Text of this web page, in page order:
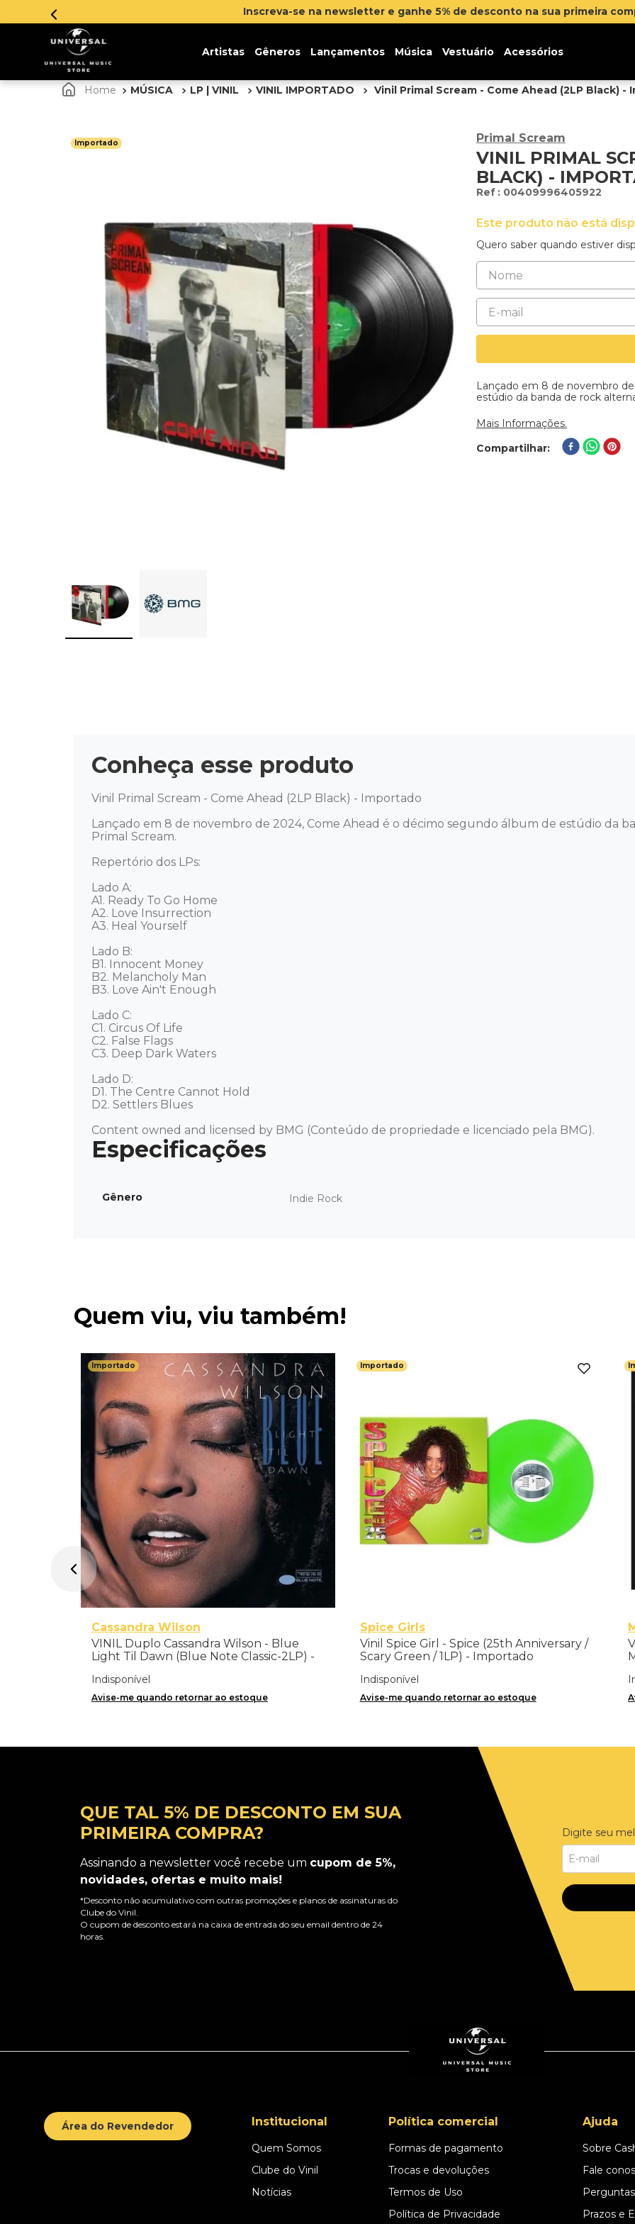
Inscreva-se na newsletter e ganhe 5% de desconto na sua primeira compraClique
Artistas Gêneros Lançamentos Música Vestuário Acessórios
MÚSICA LP | VINIL VINIL IMPORTADO Vinil Primal Scream - Come Ahead (2LP Black) -
Importado Primal Scream
VINIL PRIMAL
BLACK) -
: 00409996405922
Este produto não está
Quero saber quando estiver
Lançado em 8 de novembro
estúdio da banda de rock
Mais Informações.
Compartilhar
Conheça esse produto
Vinil Primal Scream - Come Ahead (2LP Black) - Importado
Lançado em 8 de novembro de 2024, Come Ahead é o décimo segundo álbum de estúdio da
Primal Scream.
Repertório dos LPs:
Lado A:
A1. Ready To Go Home
A2. Love Insurrection
A3. Heal Yourself
Lado B:
B1. Innocent Money
B2. Melancholy Man
B3. Love Ain't Enough
Lado C:
C1. Circus Of Life
C2. False Flags
C3. Deep Dark Waters
Lado D:
D1. The Centre Cannot Hold
D2. Settlers Blues
Content owned and licensed by BMG (Conteúdo de propriedade e licenciado pela BMG).
Gênero Indie Rock
Quem viu, viu também!
Importado
Cassandra Wilson
VINIL Duplo Cassandra Wilson - Blue
Light Til Dawn (Blue Note Classic-2LP) -
Indisponível
Avise-me quando retornar ao estoque
Importado
Spice Girls
Vinil Spice Girl - Spice (25th Anniversary /
Scary Green / 1LP) - Importado
Indisponível
Avise-me quando retornar ao estoque
QUE TAL 5% DE DESCONTO EM SUA
PRIMEIRA COMPRA?
Assinando a newsletter você recebe um cupom de 5%,
novidades, ofertas e muito mais!
*Desconto não acumulativo com outras promoções e planos de assinaturas do
Clube do Vinil.
O cupom de desconto estará na caixa de entrada do seu email dentro de 24
horas.
Digite seu
Área do Revendedor Institucional
Quem Somos
Clube do Vinil
Notícias
Política comercial
Formas de pagamento
Trocas e devoluções
Termos de Uso
Política de Privacidade
Ajuda
Sobre
Fale
Prazos e